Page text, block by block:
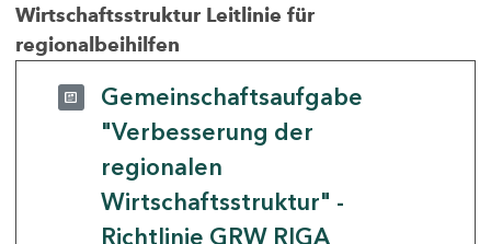
Wirtschaftsstruktur Leitlinie für
regionalbeihilfen
Gemeinschaftsaufgabe
"Verbesserung der
regionalen
Wirtschaftsstruktur" -
Richtlinie GRW RIGA